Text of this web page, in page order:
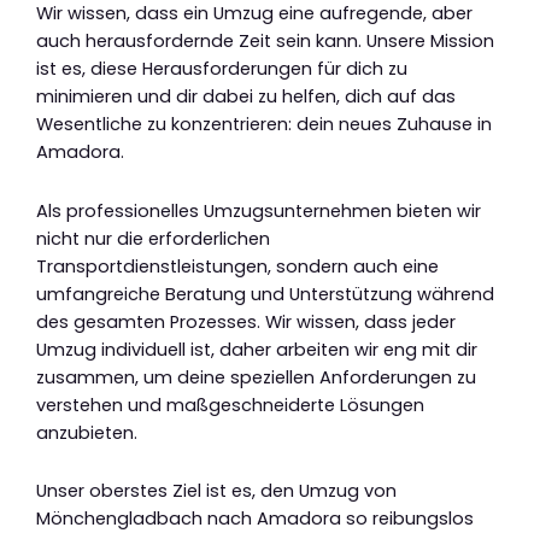
Wir wissen, dass ein Umzug eine aufregende, aber
auch herausfordernde Zeit sein kann. Unsere Mission
ist es, diese Herausforderungen für dich zu
minimieren und dir dabei zu helfen, dich auf das
Wesentliche zu konzentrieren: dein neues Zuhause in
Amadora.
Als professionelles Umzugsunternehmen bieten wir
nicht nur die erforderlichen
Transportdienstleistungen, sondern auch eine
umfangreiche Beratung und Unterstützung während
des gesamten Prozesses. Wir wissen, dass jeder
Umzug individuell ist, daher arbeiten wir eng mit dir
zusammen, um deine speziellen Anforderungen zu
verstehen und maßgeschneiderte Lösungen
anzubieten.
Unser oberstes Ziel ist es, den Umzug von
Mönchengladbach nach Amadora so reibungslos